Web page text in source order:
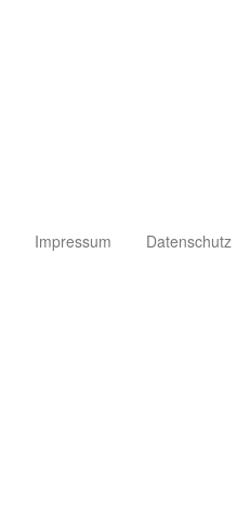
Impressum Datenschutz